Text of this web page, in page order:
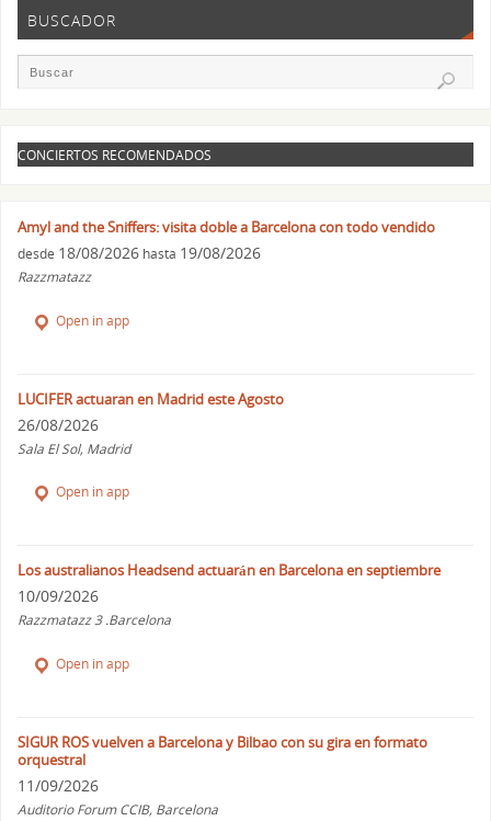
BUSCADOR
CONCIERTOS RECOMENDADOS
Amyl and the Sniffers: visita doble a Barcelona con todo vendido
desde 18/08/2026 hasta 19/08/2026
Razzmatazz
Open in app
LUCIFER actuaran en Madrid este Agosto
26/08/2026
Sala El Sol, Madrid
Open in app
Los australianos Headsend actuarán en Barcelona en septiembre
10/09/2026
Razzmatazz 3 .Barcelona
Open in app
SIGUR ROS vuelven a Barcelona y Bilbao con su gira en formato
orquestral
11/09/2026
Auditorio Forum CCIB, Barcelona